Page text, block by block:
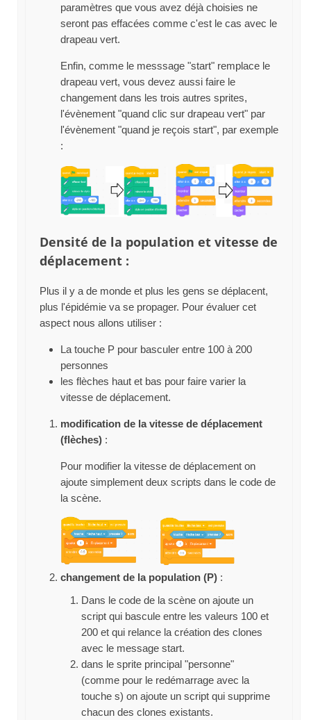
paramètres que vous avez déjà choisies ne
seront pas effacées comme c'est le cas avec le
drapeau vert.
Enfin, comme le messsage "start" remplace le
drapeau vert, vous devez aussi faire le
changement dans les trois autres sprites,
l'évènement "quand clic sur drapeau vert" par
l'évènement "quand je reçois start", par exemple
:
Densité de la population et vitesse de
déplacement :
Plus il y a de monde et plus les gens se déplacent,
plus l'épidémie va se propager. Pour évaluer cet
aspect nous allons utiliser :
La touche P pour basculer entre 100 à 200
personnes
les flèches haut et bas pour faire varier la
vitesse de déplacement.
modification de la vitesse de déplacement
(flèches) :
Pour modifier la vitesse de déplacement on
ajoute simplement deux scripts dans le code de
la scène.
changement de la population (P) :
Dans le code de la scène on ajoute un
script qui bascule entre les valeurs 100 et
200 et qui relance la création des clones
avec le message start.
dans le sprite principal "personne"
(comme pour le redémarrage avec la
touche s) on ajoute un script qui supprime
chacun des clones existants.